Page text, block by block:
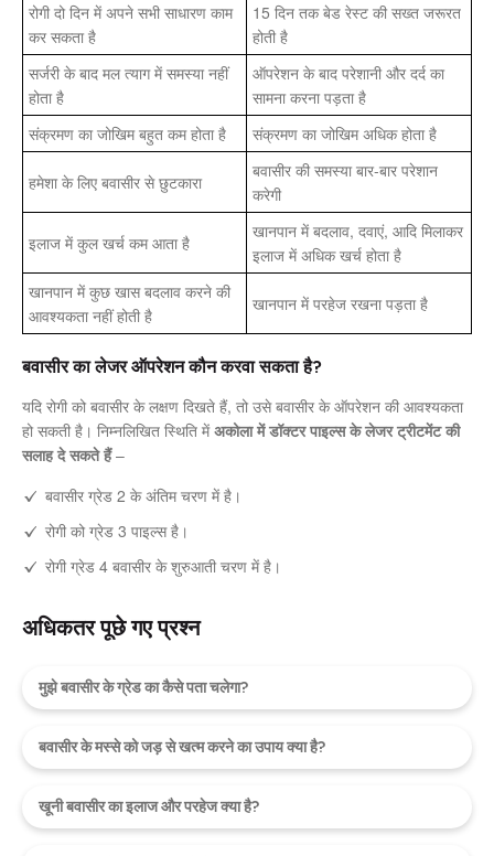
रोगी दो दिन में अपने सभी साधारण काम
कर सकता है
15 दिन तक बेड रेस्ट की सख्त जरूरत
होती है
सर्जरी के बाद मल त्याग में समस्या नहीं
होता है
ऑपरेशन के बाद परेशानी और दर्द का
सामना करना पड़ता है
संक्रमण का जोखिम बहुत कम होता है
संक्रमण का जोखिम अधिक होता है
हमेशा के लिए बवासीर से छुटकारा
बवासीर की समस्या बार-बार परेशान
करेगी
इलाज में कुल खर्च कम आता है
खानपान में बदलाव, दवाएं, आदि मिलाकर
इलाज में अधिक खर्च होता है
खानपान में कुछ खास बदलाव करने की
आवश्यकता नहीं होती है
खानपान में परहेज रखना पड़ता है
बवासीर का लेजर ऑपरेशन कौन करवा सकता है?
यदि रोगी को बवासीर के लक्षण दिखते हैं, तो उसे बवासीर के ऑपरेशन की आवश्यकता
हो सकती है। निम्नलिखित स्थिति मेंअकोला में डॉक्टर पाइल्स के लेजर ट्रीटमेंट की
सलाह दे सकते हैं–
बवासीर ग्रेड 2 के अंतिम चरण में है।
रोगी को ग्रेड 3 पाइल्स है।
रोगी ग्रेड 4 बवासीर के शुरुआती चरण में है।
अधिकतर पूछे गए प्रश्न
मुझे बवासीर के ग्रेड का कैसे पता चलेगा?
बवासीर के मस्से को जड़ से खत्म करने का उपाय क्या है?
खूनी बवासीर का इलाज और परहेज क्या है?